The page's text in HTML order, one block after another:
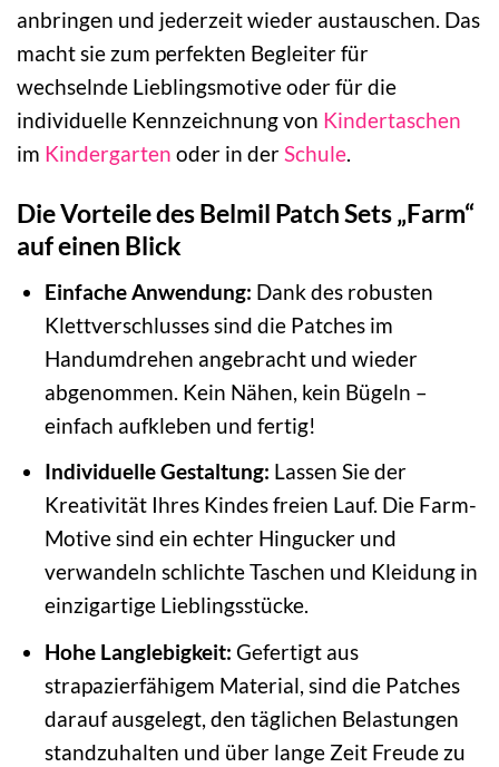
anbringen und jederzeit wieder austauschen. Das
macht sie zum perfekten Begleiter für
wechselnde Lieblingsmotive oder für die
individuelle Kennzeichnung von Kindertaschen
im Kindergarten oder in der Schule
Die Vorteile des Belmil Patch Sets „Farm“
auf einen Blick
Einfache Anwendung: Dank des robusten
Klettverschlusses sind die Patches im
Handumdrehen angebracht und wieder
abgenommen. Kein Nähen, kein Bügeln –
einfach aufkleben und fertig!
Individuelle Gestaltung: Lassen Sie der
Kreativität Ihres Kindes freien Lauf. Die Farm-
Motive sind ein echter Hingucker und
verwandeln schlichte Taschen und Kleidung in
einzigartige Lieblingsstücke.
Hohe Langlebigkeit: Gefertigt aus
strapazierfähigem Material, sind die Patches
darauf ausgelegt, den täglichen Belastungen
standzuhalten und über lange Zeit Freude zu